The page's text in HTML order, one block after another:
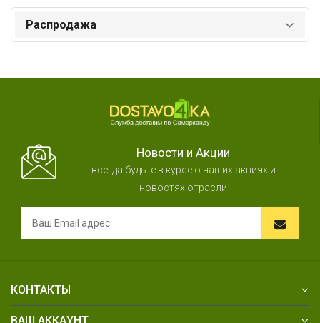
Распродажа
Новости и Акции
всегда будьте в курсе о наших акциях и
новостях отрасли
КОНТАКТЫ
ВАШ АККАУНТ